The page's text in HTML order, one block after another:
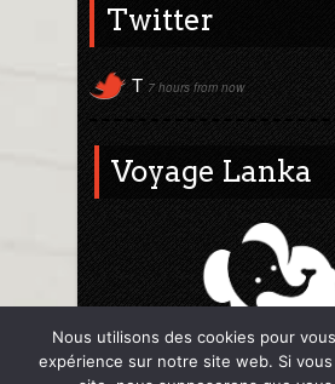
Twitter
T 7 hours from now
Voyage Lanka
Nous utilisons des cookies pour
expérience sur notre site web. Si